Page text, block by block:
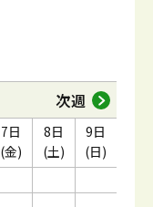
次週
7日
(金)
8日
(土)
9日
(日)